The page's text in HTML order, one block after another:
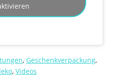
, Geschenkverpackung,
, Videos